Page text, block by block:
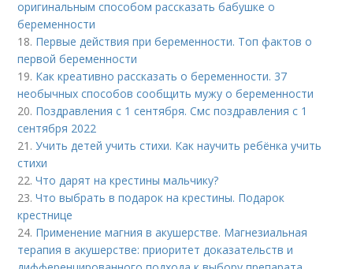
оригинальным способом рассказать бабушке о
беременности
18. Первые действия при беременности. Топ фактов о
первой беременности
19. Как креативно рассказать о беременности. 37
необычных способов сообщить мужу о беременности
20. Поздравления с 1 сентября. Смс поздравления с 1
сентября 2022
21.Учить детей учить стихи. Как научить ребёнка учить
стихи
22.Что дарят на крестины мальчику?
23.Что выбрать в подарок на крестины. Подарок
крестнице
24. Применение магния в акушерстве. Магнезиальная
терапия в акушерстве: приоритет доказательств и